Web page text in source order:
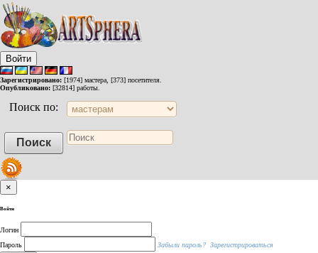
Войти
Зарегистрировано: [1974] мастера, [373] посетителя.
Опубликовано: [32814] работы.
Поиск по:
×
Войти
Логин
Пароль
Забыли пароль? Зарегистрироваться